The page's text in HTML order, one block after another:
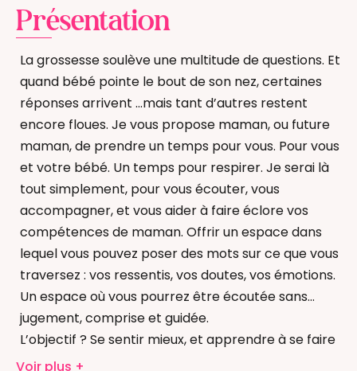
Présentation
La grossesse soulève une multitude de questions. Et
quand bébé pointe le bout de son nez, certaines
réponses arrivent …mais tant d’autres restent
encore floues. Je vous propose maman, ou future
maman, de prendre un temps pour vous. Pour vous
et votre bébé. Un temps pour respirer. Je serai là
tout simplement, pour vous écouter, vous
accompagner, et vous aider à faire éclore vos
compétences de maman. Offrir un espace dans
lequel vous pouvez poser des mots sur ce que vous
traversez : vos ressentis, vos doutes, vos émotions.
Un espace où vous pourrez être écoutée sans
jugement, comprise et guidée.
L’objectif ? Se sentir mieux, et apprendre à se faire
confiance ! car votre bébé personne ne le connait
Bain Enveloppé
Massage bébé
Voir plus